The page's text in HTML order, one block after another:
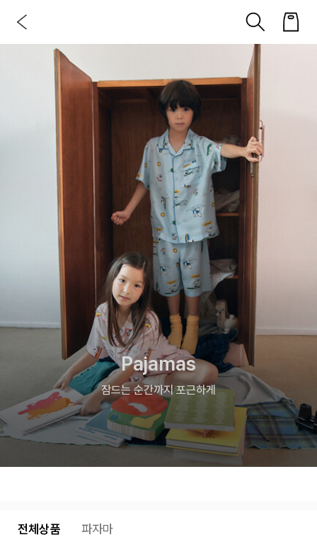
Pajamas
잠드는 순간까지 포근하게
전체상품 파자마